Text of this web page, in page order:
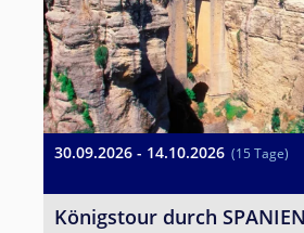
30.09.2026 - 14.10.2026 (15 Tage)
Königstour durch SPANIEN